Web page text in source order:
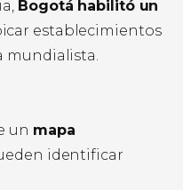
Bogotá habilitó un
establecimientos
mundialista.
un mapa
identificar